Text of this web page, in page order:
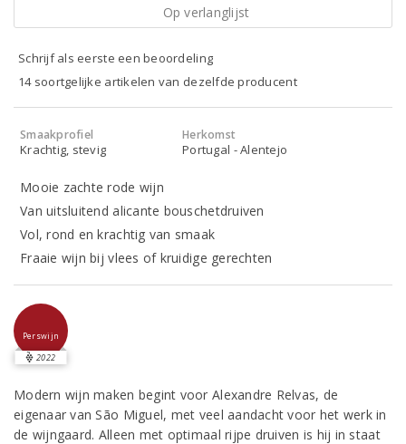
Op verlanglijst
Schrijf als eerste een beoordeling
14 soortgelijke artikelen van dezelfde producent
Smaakprofiel
Krachtig, stevig
Herkomst
Portugal - Alentejo
Mooie zachte rode wijn
Van uitsluitend alicante bouschetdruiven
Vol, rond en krachtig van smaak
Fraaie wijn bij vlees of kruidige gerechten
Perswijn
2022
Modern wijn maken begint voor Alexandre Relvas, de
eigenaar van São Miguel, met veel aandacht voor het werk in
de wijngaard. Alleen met optimaal rijpe druiven is hij in staat